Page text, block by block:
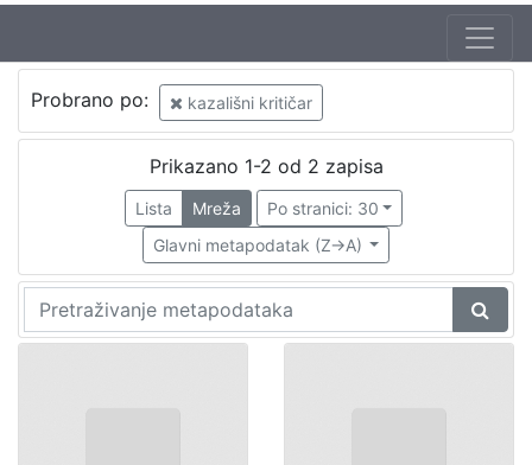
Probrano po: kazališni kritičar
Prikazano 1-2 od 2 zapisa
Lista Mreža
Po stranici: 30
Glavni metapodatak (Z->A)